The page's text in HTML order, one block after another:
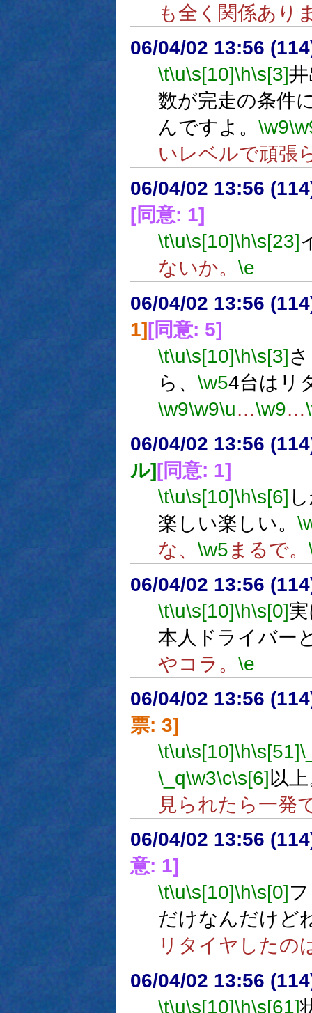
も全く関係あり
06/04/02 13:56
\t\u\s[10]\h\s[3]
数が完走の条件
んですよ。 \w9
いレベルで頑張
06/04/02 13:56
[同意: 1]
\t\u\s[10]\h\s[23]
ないか。 \e
06/04/02 13:56
1][同意: 5]
\t\u\s[10]\h\s[3]
ら、 \w54台はリ
\w9\w9\u…\w9…
06/04/02 13:56
ル][同意: 1]
\t\u\s[10]\h\s[6]
楽しい楽しい。
な、 \w5まるで。
06/04/02 13:56
\t\u\s[10]\h\s[0]
本人ドライバー
やコラ。 \e
06/04/02 13:56
票: 3]
\t\u\s[10]\h\s[51]
\_q\w3\c\s[6]以
見られたら一発
06/04/02 13:56
意: 1]
\t\u\s[10]\h\s[0]
だけなんだけど
リタイヤしたの
06/04/02 13:56
\t\u\s[10]\h\s[61]